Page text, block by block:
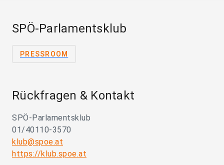
SPÖ-Parlamentsklub
PRESSROOM
Rückfragen & Kontakt
SPÖ-Parlamentsklub
01/40110-3570
klub@spoe.at
https://klub.spoe.at